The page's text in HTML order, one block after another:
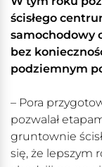
ścisłego
samochodowy
bez
podziemnym
– Pora
pozwalał
gruntownie
się, że lepszym